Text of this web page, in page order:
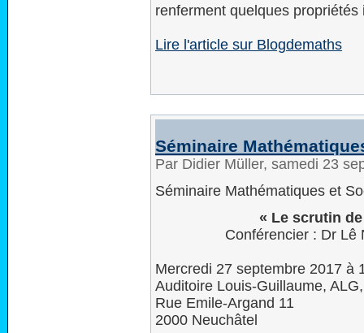
renferment quelques propriétés
Lire l'article sur Blogdemaths
Séminaire
Par Didier Müller, samedi 23
Séminaire Mathématiques et
« Le scrutin
Conférencier : Dr Lê
Mercredi 27 septembre 2017 à
Auditoire Louis-Guillaume,
Rue Emile-Argand 11
2000 Neuchâtel